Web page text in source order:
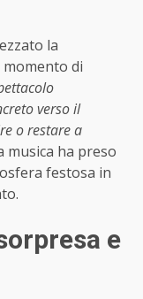
la
momento di
verso il
o restare a
musica ha preso
festosa in
e